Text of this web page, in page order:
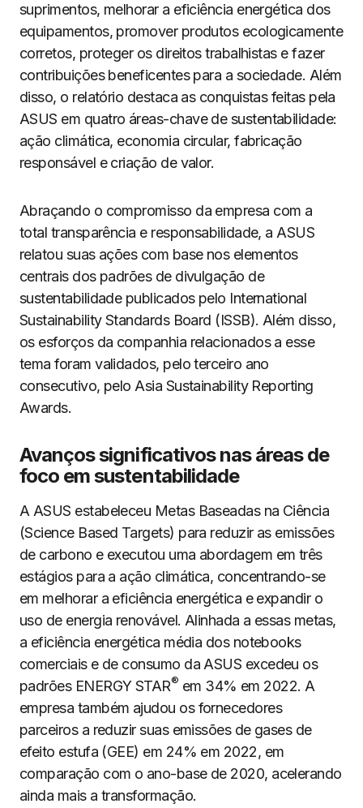
suprimentos, melhorar a eficiência energética dos
equipamentos, promover produtos ecologicamente
corretos, proteger os direitos trabalhistas e fazer
contribuições beneficentes para a sociedade. Além
disso, o relatório destaca as conquistas feitas pela
ASUS em quatro áreas-chave de sustentabilidade:
ação climática, economia circular, fabricação
responsável e criação de valor.
Abraçando o compromisso da empresa com a
total transparência e responsabilidade, a ASUS
relatou suas ações com base nos elementos
centrais dos padrões de divulgação de
sustentabilidade publicados pelo International
Sustainability Standards Board (ISSB). Além disso,
os esforços da companhia relacionados a esse
tema foram validados, pelo terceiro ano
consecutivo, pelo Asia Sustainability Reporting
Awards.
Avanços significativos nas áreas de
foco em sustentabilidade
A ASUS estabeleceu Metas Baseadas na Ciência
(Science Based Targets) para reduzir as emissões
de carbono e executou uma abordagem em três
estágios para a ação climática, concentrando-se
em melhorar a eficiência energética e expandir o
uso de energia renovável. Alinhada a essas metas,
a eficiência energética média dos notebooks
comerciais e de consumo da ASUS excedeu os
padrões ENERGY STAR® em 34% em 2022. A
empresa também ajudou os fornecedores
parceiros a reduzir suas emissões de gases de
efeito estufa (GEE) em 24% em 2022, em
comparação com o ano-base de 2020, acelerando
ainda mais a transformação.